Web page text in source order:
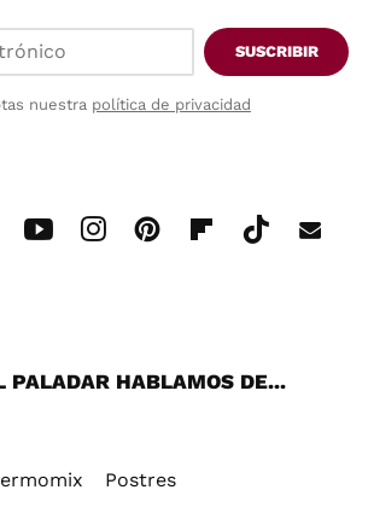
SUSCRIBIR
nuestra política de privacidad
PALADAR HABLAMOS DE...
Postres